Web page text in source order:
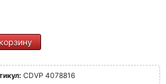
CDVP 4078816